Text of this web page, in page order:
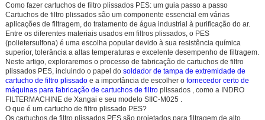
Como fazer cartuchos de filtro plissados PES: um guia passo a passo
Cartuchos de filtro plissados são um componente essencial em várias
aplicações de filtragem, do tratamento de água industrial à purificação do ar.
Entre os diferentes materiais usados em filtros plissados, o PES
(polietersulfona)é uma escolha popular devido à sua resistência química
superior, tolerância a altas temperaturas e excelente desempenho de filtragem.
Neste artigo, exploraremos o processo de fabricação de cartuchos de filtro
plissados PES, incluindo o papel do soldador de tampa de extremidade de
cartucho de filtro plissadoe a importância de escolher o fornecedor certo de
máquinas para fabricação de cartuchos de filtro plissados, como a INDRO
FILTERMACHINEde Xangai e seu modelo SIIC-M025
O que é um cartucho de filtro plissado PES?
Os cartuchos de filtro plissados PES são projetados para filtragem de alto